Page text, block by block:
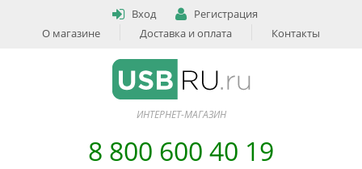
Вход
Регистрация
О магазине
Доставка и оплата Контакты
ИНТЕРНЕТ-МАГАЗИН
8 800 600 40 19